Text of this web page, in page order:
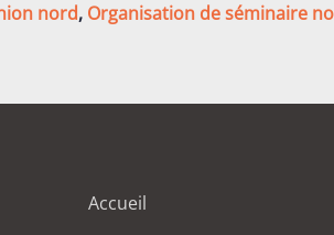
nord, Organisation de séminaire
Accueil